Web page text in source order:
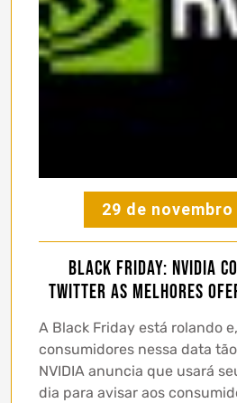
29 de novembro
Black Friday: NVIDIA
Twitter as melhores
A Black Friday está rolando
consumidores nessa data
NVIDIA anuncia que usará
dia para avisar aos